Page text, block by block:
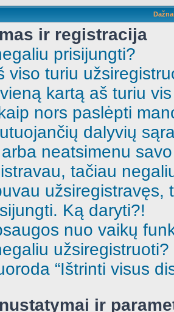
ir registracija
prisijungti?
viso turiu
kartą aš turiu
nors paslėpti
dalyvių
neatsimenu
tačiau
užsiregistravęs,
Ką daryti?!
nuo vaikų
užsiregistruoti?
“Ištrinti visus
ir